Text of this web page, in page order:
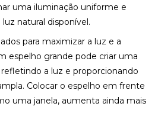
uma iluminação uniforme e
natural disponível.
para maximizar a luz e a
espelho grande pode criar uma
a luz e proporcionando
Colocar o espelho em frente
uma janela, aumenta ainda mais